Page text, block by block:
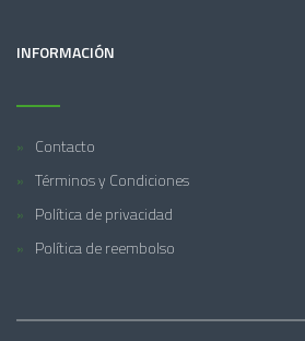
INFORMACIÓN
Contacto
Términos y Condiciones
Política de privacidad
Política de reembolso